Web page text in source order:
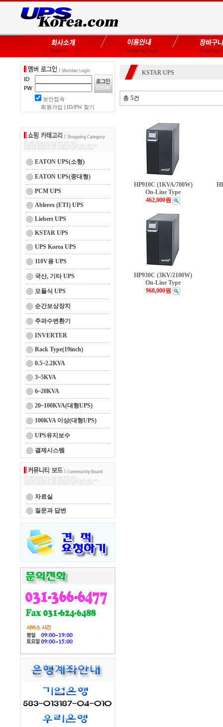
보안접속
회원가입
ID/PW 찾기
EATON UPS(소형)
EATON UPS(중대형)
PCM UPS
Ablerex (ETI) UPS
Liebert UPS
KSTAR UPS
UPS Korea UPS
110V용 UPS
국산, 기타 UPS
모듈식 UPS
순간보상장치
주파수변환기
INVERTER
Rack Type(19inch)
0.5~2.2KVA
3~5KVA
6~20KVA
20~100KVA(대형UPS)
100KVA 이상(대형UPS)
UPS유지보수
결제시스템
자료실
질문과 답변
KSTAR UPS
총 5건
HP910C (1KVA/700W)
On-Line Type
462,000원
HP930C (3KV/2100W)
On-Line Type
968,000원